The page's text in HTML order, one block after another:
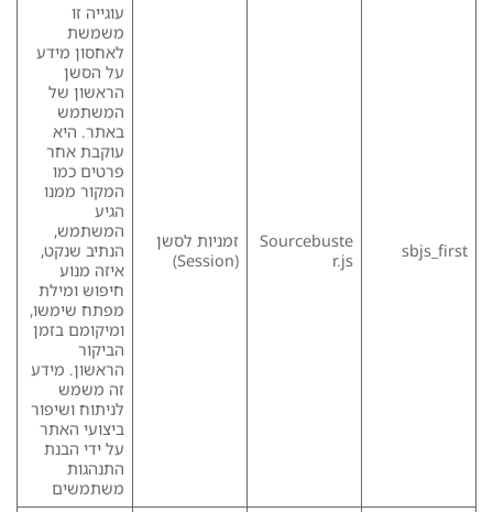
sbjs_first
Sourcebuste
r.js
זמניות לסשן
(Session)
עוגייה זו
משמשת
לאחסון מידע
על הסשן
הראשון של
המשתמש
באתר. היא
עוקבת אחר
פרטים כמו
המקור ממנו
הגיע
המשתמש,
הנתיב שנקט,
איזה מנוע
חיפוש ומילת
מפתח שימשו,
ומיקומם בזמן
הביקור
הראשון. מידע
זה משמש
לניתוח ושיפור
ביצועי האתר
על ידי הבנת
התנהגות
משתמשים